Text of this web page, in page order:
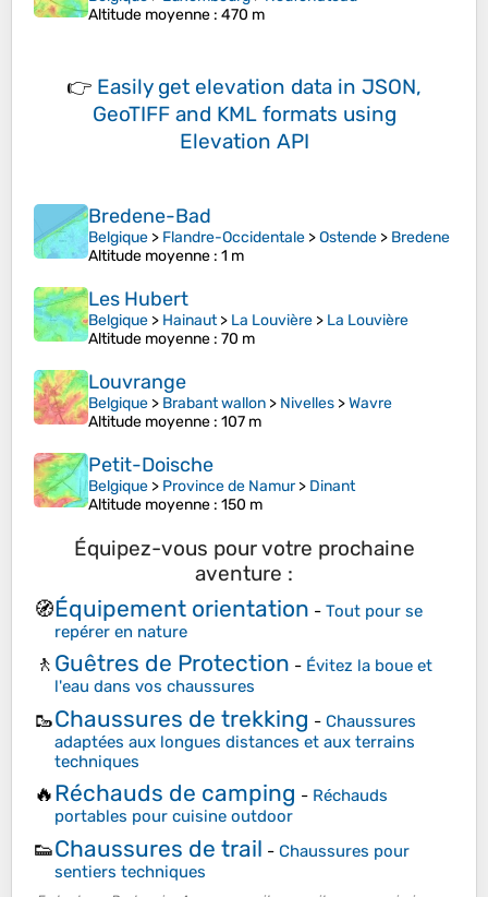
Altitude moyenne : 470 m
👉 Easily get elevation data in JSON,
GeoTIFF and KML formats using
Elevation API
Bredene-Bad
Belgique > Flandre-Occidentale >Ostende > Bredene
Altitude moyenne : 1 m
Les Hubert
Belgique > Hainaut> La Louvière > La Louvière
Altitude moyenne : 70 m
Louvrange
Belgique > Brabant wallon > Nivelles >Wavre
Altitude moyenne : 107 m
Petit-Doische
Belgique > Province de Namur> Dinant
Altitude moyenne : 150 m
Équipez-vous pour votre prochaine
aventure :
🧭Équipement orientation - Tout pour se
repérer en nature
🚶 Guêtres de Protection - Évitez la boue et
l'eau dans vos chaussures
🥾Chaussures de trekking - Chaussures
adaptées aux longues distances et aux terrains
techniques
🔥Réchauds de camping - Réchauds
portables pour cuisine outdoor
👟Chaussures de trail - Chaussures pour
sentiers techniques